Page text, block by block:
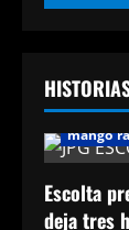
mango
Escolta
deja tres